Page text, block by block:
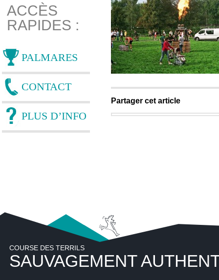
ACCÈS
RAPIDES :
PALMARES
CONTACT
PLUS D’INFO
Partager cet article
COURSE DES TERRILS
SAUVAGEMENT